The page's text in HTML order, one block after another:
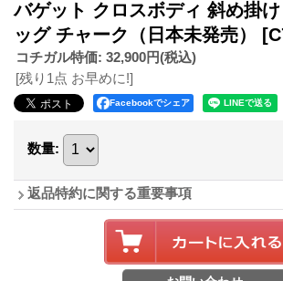
バゲット クロスボディ 斜め掛
ッグ チャーク（日本未発売）
コチガル特価: 32,900円(税込)
[残り1点 お早めに!]
Facebookでシェア
数量:
返品特約に関する重要事項